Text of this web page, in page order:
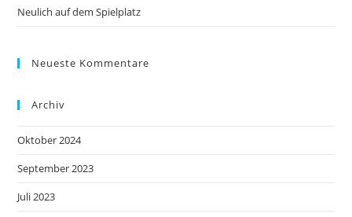
Neulich auf dem Spielplatz
Neueste Kommentare
Archiv
Oktober 2024
September 2023
Juli 2023